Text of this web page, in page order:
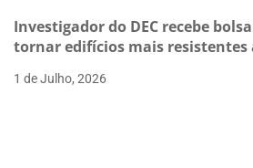
Investigador do DEC recebe
tornar edifícios mais resistentes
1 de Julho, 2026